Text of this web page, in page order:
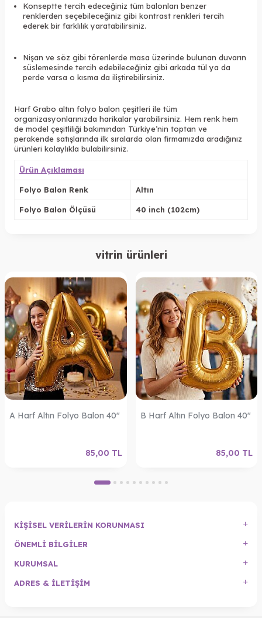
Konseptte tercih edeceğiniz tüm balonları benzer
renklerden seçebileceğiniz gibi kontrast renkleri tercih
ederek bir farklılık yaratabilirsiniz.
Nişan ve söz gibi törenlerde masa üzerinde bulunan duvarın
süslemesinde tercih edebileceğiniz gibi arkada tül ya da
perde varsa o kısma da iliştirebilirsiniz.
Harf Grabo altın folyo balon çeşitleri ile tüm
organizasyonlarınızda harikalar yarabilirsiniz. Hem renk hem
de model çeşitliliği bakımından Türkiye’nin toptan ve
perakende satışlarında ilk sıralarda olan firmamızda aradığınız
ürünleri kolaylıkla bulabilirsiniz.
Ürün Açıklaması
Folyo Balon Renk Altın
Folyo Balon Ölçüsü 40 inch (102cm)
vitrin ürünleri
A Harf Altın Folyo Balon 40"
85,00 TL
B Harf Altın Folyo Balon 40"
85,00 TL
KIŞISEL VERILERIN KORUNMASI
ÖNEMLI BILGILER
KURUMSAL
ADRES & İLETIŞIM